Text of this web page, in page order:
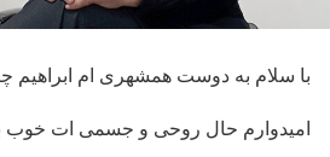
با سلام به دوست همشهری ام
امیدوارم حال روحی و جسمی ات خوب